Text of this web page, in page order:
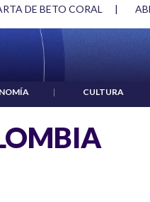
LA ESPRIELLA Y DMG |
| CULTURA